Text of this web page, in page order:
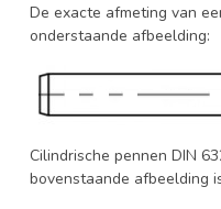
De exacte afmeting van
onderstaande afbeelding:
Cilindrische pennen DIN
bovenstaande afbeelding